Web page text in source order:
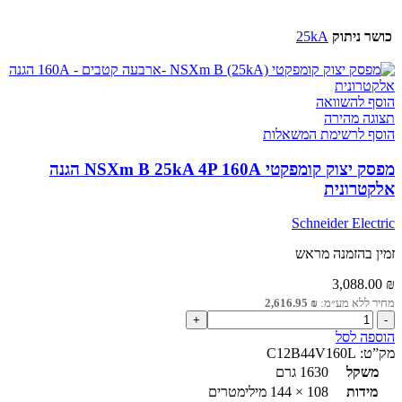
כושר ניתוק 25kA
הוסף להשוואה
תצוגה מהירה
הוסף לרשימת המשאלות
מפסק יצוק קומפקטי NSXm B 25kA 4P 160A הגנה
אלקטרונית
Schneider Electric
זמין בהזמנה מראש
3,088.00 ₪
מחיר ללא מע״מ: 2,616.95 ₪
כמות
של
מפסק
יצוק
קומפקטי
NSXm
הוספה לסל
מק”ט: C12B44V160L
משקל
1630 גרם
מידות
108 × 144 מילימטרים